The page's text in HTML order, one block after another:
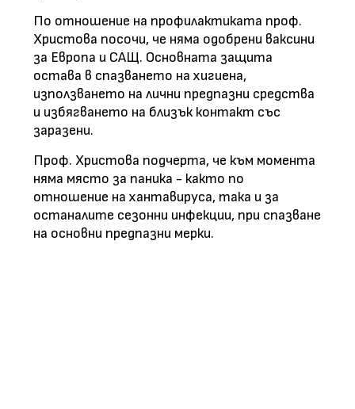
По отношение на профилактиката проф.
Христова посочи, че няма одобрени ваксини
за Европа и САЩ. Основната защита
остава в спазването на хигиена,
използването на лични предпазни средства
и избягването на близък контакт със
заразени.
Проф. Христова подчерта, че към момента
няма място за паника - както по
отношение на хантавируса, така и за
останалите сезонни инфекции, при спазване
на основни предпазни мерки.